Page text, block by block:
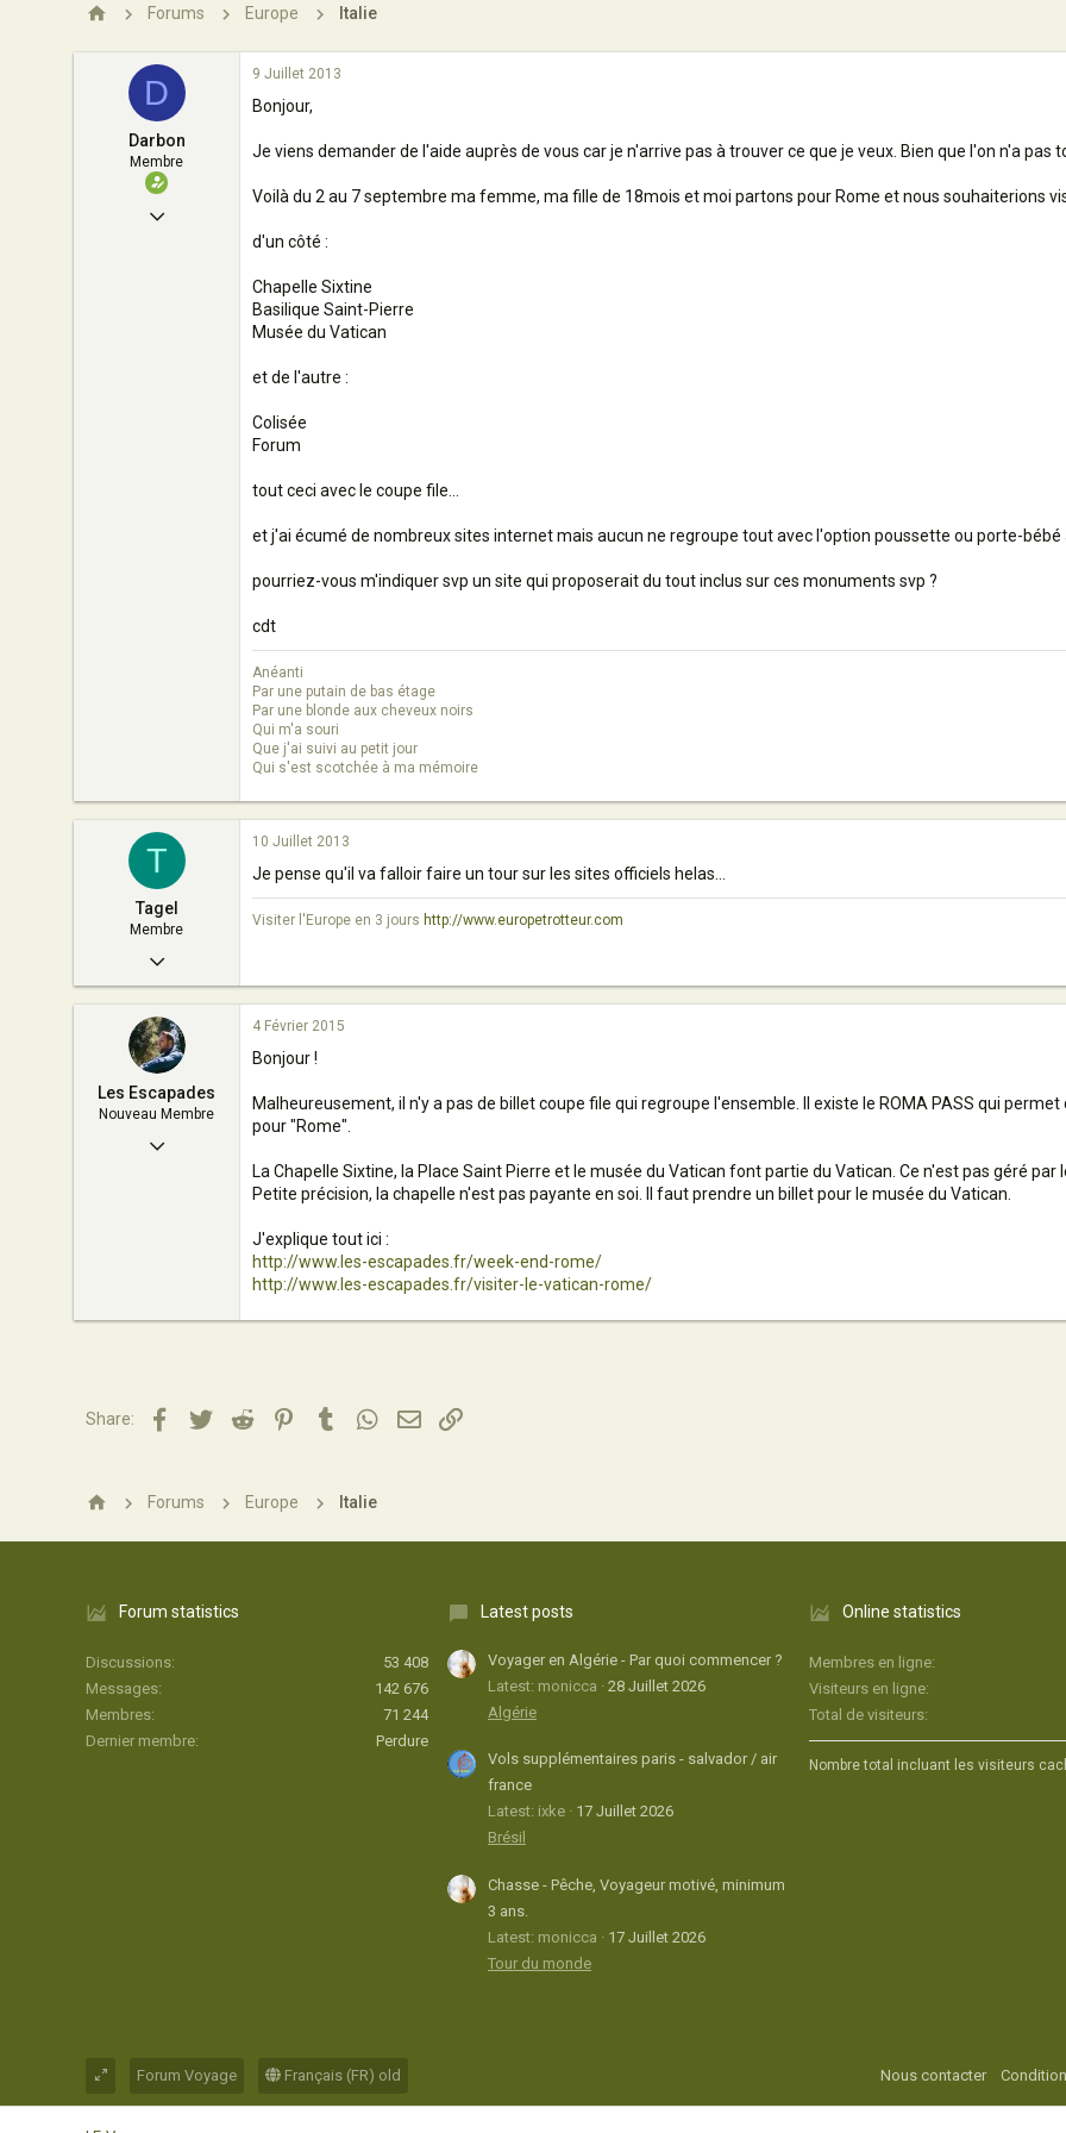
n
Forums Europe Italie
D
Darbon
Membre
9 Juillet 2013
Bonjour,
Je viens demander de l'aide auprès de vous car je n'arrive pas à trouver ce que je veux. Bien que l'on n'a pas
Voilà du 2 au 7 septembre ma femme, ma fille de 18mois et moi partons pour Rome et nous souhaiterions
d'un côté :
Chapelle Sixtine
Basilique Saint-Pierre
Musée du Vatican
et de l'autre :
Colisée
Forum
tout ceci avec le coupe file...
et j'ai écumé de nombreux sites internet mais aucun ne regroupe tout avec l'option poussette ou porte-bébé
pourriez-vous m'indiquer svp un site qui proposerait du tout inclus sur ces monuments svp ?
cdt
Anéanti
Par une putain de bas étage
Par une blonde aux cheveux noirs
Qui m'a souri
Que j'ai suivi au petit jour
Qui s'est scotchée à ma mémoire
T
Tagel
Membre
25 Avril 2013
12
Europe
10 Juillet 2013
Je pense qu'il va falloir faire un tour sur les sites officiels helas...
Visiter l'Europe en 3 jours http://www.europetrotteur.com
Les Escapades
Nouveau Membre
4 Février 2015
Bordeaux
4 Février 2015
Bonjour !
Malheureusement, il n'y a pas de billet coupe file qui regroupe l'ensemble. Il existe le ROMA PASS qui
pour "Rome".
La Chapelle Sixtine, la Place Saint Pierre et le musée du Vatican font partie du Vatican. Ce n'est pas géré par
Petite précision, la chapelle n'est pas payante en soi. Il faut prendre un billet pour le musée du Vatican.
J'explique tout ici :
http://www.les-escapades.fr/week-end-rome/
http://www.les-escapades.fr/visiter-le-vatican-rome/
Share: Facebook
TwitterReddit PinterestTumblrWhatsApp
EmailLien
Forums Europe Italie
Forum statistics
Discussions
53 408
Messages
142 676
Membres
71 244
Dernier membre
Perdure
Latest posts
Voyager en Algérie - Par quoi commencer ?
Latest: monicca
28 Juillet 2026
Algérie
Vols supplémentaires paris - salvador / air
france
Latest: ixke
17 Juillet 2026
Brésil
Chasse - Pêche, Voyageur motivé, minimum
3 ans.
Latest: monicca
17 Juillet 2026
Tour du monde
Online statistics
Membres en ligne
Visiteurs en ligne
Total de visiteurs
Nombre total incluant les visiteurs
Forum Voyage Français (FR) old Nous contacter